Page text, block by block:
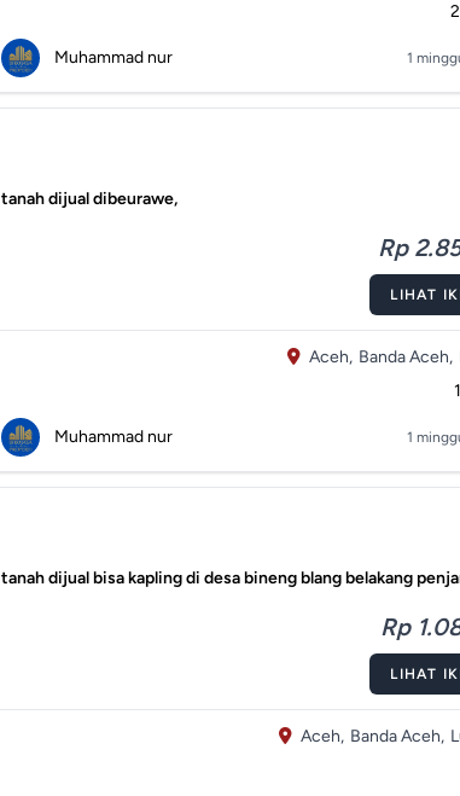
Muhammad nur 1
tanah dijual dibeurawe,
Rp
LIHAT
Aceh, Banda Aceh,
Muhammad nur 1
tanah dijual bisa kapling di desa bineng blang belakang
Rp
LIHAT
Aceh, Banda Aceh,